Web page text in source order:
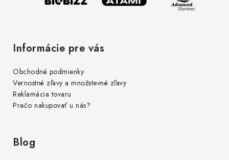
Informácie pre vás
Obchodné podmienky
Vernostné zľavy a množstevné zľavy
Reklamácia tovaru
Prečo nakupovať u nás?
Blog